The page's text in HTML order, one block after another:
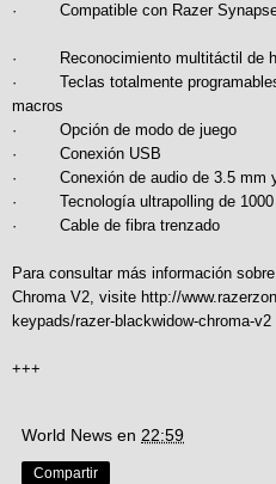
· Compatible con Razer
· Reconocimiento multitáctil de
· Teclas totalmente programables
macros
· Opción de modo de juego
· Conexión USB
· Conexión de audio de 3.5 mm
· Tecnología ultrapolling de 1000
· Cable de fibra trenzado
Para consultar más información
Chroma V2, visite http://
keypads/razer-blackwidow-chroma-v2
+++
World News en 22:59
Compartir